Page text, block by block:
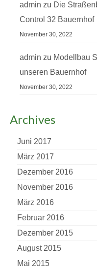
admin zu Die
Control 32 Bauernhof
November 30, 2022
admin zu Modellbau
unseren Bauernhof
November 30, 2022
Archives
Juni 2017
März 2017
Dezember 2016
November 2016
März 2016
Februar 2016
Dezember 2015
August 2015
Mai 2015